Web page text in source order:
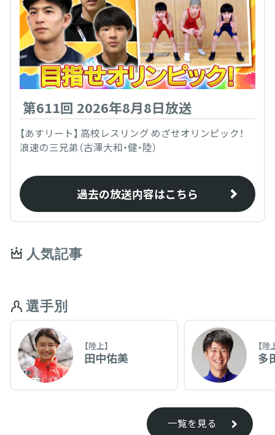
第611回 2026年8月8日放送
【あすリート】 高校レスリング めざせオリンピック！
浪速の三兄弟（古澤大和・健・陸）
過去の放送内容はこちら
人気記事
選手別
【陸上】
田中佑美
【陸
多
一覧を見る